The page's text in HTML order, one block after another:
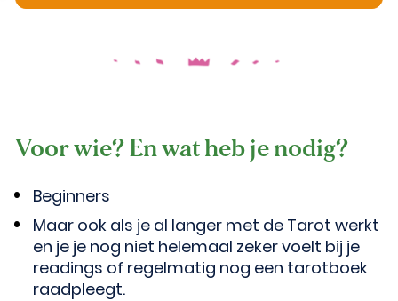
Voor wie? En wat heb je nodig?
Beginners
Maar ook als je al langer met de Tarot werkt
en je je nog niet helemaal zeker voelt bij je
readings of regelmatig nog een tarotboek
raadpleegt.